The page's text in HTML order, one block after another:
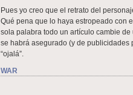
Pues yo creo que el retrato del
Qué pena que lo haya estropeado con
sola palabra todo un artículo cambie
se habrá asegurado (y de publicidades
“ojalá”.
WAR